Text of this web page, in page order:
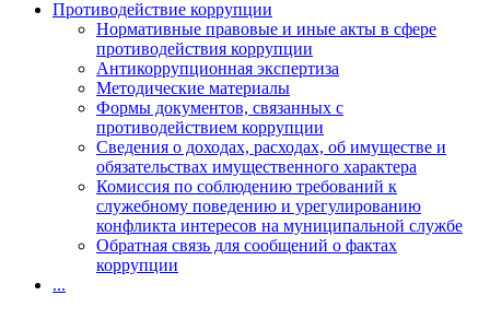
Противодействие коррупции
Нормативные правовые и иные акты в сфере
противодействия коррупции
Антикоррупционная экспертиза
Методические материалы
Формы документов, связанных с
противодействием коррупции
Сведения о доходах, расходах, об имуществе и
обязательствах имущественного характера
Комиссия по соблюдению требований к
служебному поведению и урегулированию
конфликта интересов на муниципальной службе
Обратная связь для сообщений о фактах
коррупции
...